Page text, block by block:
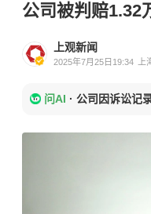
公司被判赔1.32
上观新闻
2025年7月25日19:34 上
问AI · 公司因诉讼记